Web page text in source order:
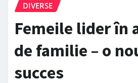
DIVERSE
Femeile lider în
de familie – o
succes